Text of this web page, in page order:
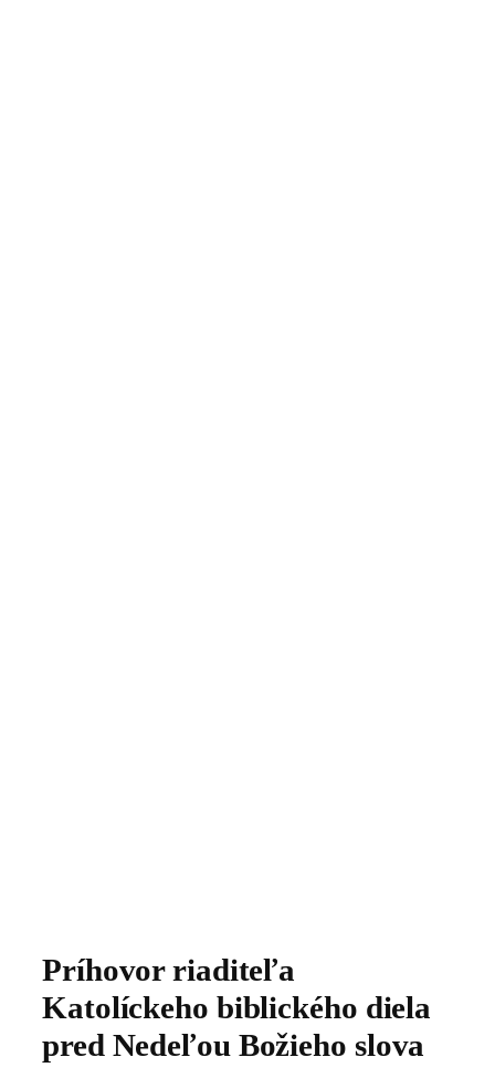
Príhovor riaditeľa
Katolíckeho biblického diela
pred Nedeľou Božieho slova